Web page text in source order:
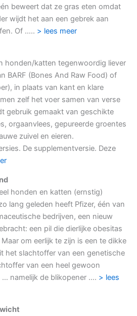
beweert dat ze gras eten omdat
wijdt het aan een gebrek aan
Of ….. > lees meer
honden/katten tegenwoordig liever
BARF (Bones And Raw Food) of
in plaats van kant en klare
zelf het voer samen van verse
gebruik gemaakt van geschikte
orgaanvlees, gepureerde groentes
zuivel en eieren.
De supplementversie. Deze
honden en katten (ernstig)
lang geleden heeft Pfizer, één van
bedrijven, een nieuw
een pil die dierlijke obesitas
om eerlijk te zijn is een te dikke
het slachtoffer van een genetische
van een heel gewoon
namelijk de blikopener …. > lees